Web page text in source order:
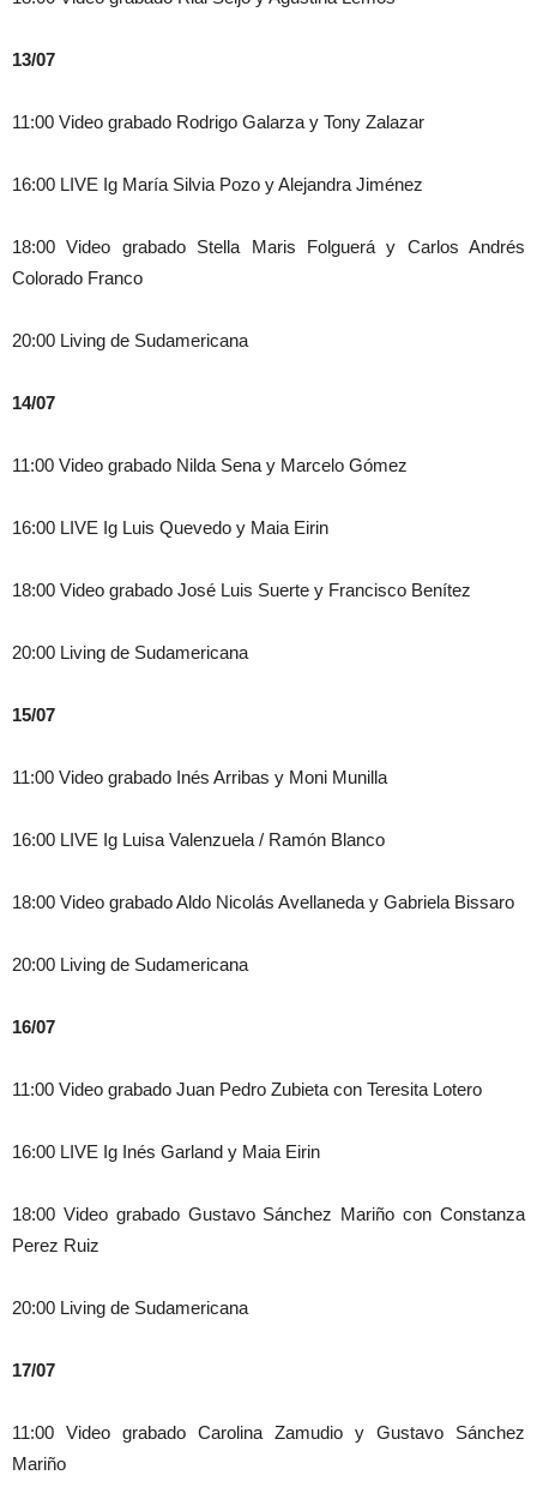
13/07
11:00 Video grabado Rodrigo Galarza y Tony Zalazar
16:00 LIVE Ig María Silvia Pozo y Alejandra Jiménez
18:00 Video grabado Stella Maris Folguerá y Carlos Andrés
Colorado Franco
20:00 Living de Sudamericana
14/07
11:00 Video grabado Nilda Sena y Marcelo Gómez
16:00 LIVE Ig Luis Quevedo y Maia Eirin
18:00 Video grabado José Luis Suerte y Francisco Benítez
20:00 Living de Sudamericana
15/07
11:00 Video grabado Inés Arribas y Moni Munilla
16:00 LIVE Ig Luisa Valenzuela / Ramón Blanco
18:00 Video grabado Aldo Nicolás Avellaneda y Gabriela Bissaro
20:00 Living de Sudamericana
16/07
11:00 Video grabado Juan Pedro Zubieta con Teresita Lotero
16:00 LIVE Ig Inés Garland y Maia Eirin
18:00 Video grabado Gustavo Sánchez Mariño con Constanza
Perez Ruiz
20:00 Living de Sudamericana
17/07
11:00 Video grabado Carolina Zamudio y Gustavo Sánchez
Mariño